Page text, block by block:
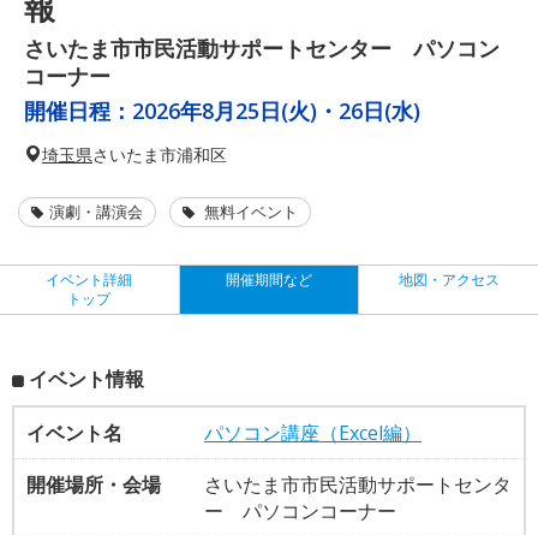
さいたま市市民活動サポートセンター パソコン
コーナー
開催日程： 2026年8月25日(火)・26日(水)
埼玉県さいたま市浦和区
演劇・講演会 無料イベント
イベント詳細
トップ
開催期間など 地図・アクセス
イベント情報
イベント名
パソコン講座（Excel編）
開催場所・会場
さいたま市市民活動サポートセンタ
ー パソコンコーナー